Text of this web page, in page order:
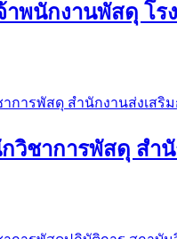
าพนักงานพัสดุ โ
วิชาการพัสดุ สำนั